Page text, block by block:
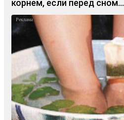
корнем, если перед сном…